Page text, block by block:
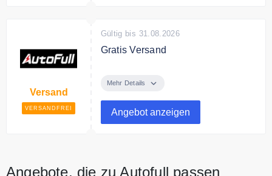
Versand
VERSANDFREI
Gültig bis 31.08.2026
Gratis Versand
versandkostenfrei alle
Mehr Details
Angebot anzeigen
Angebote, die zu Autofull passen